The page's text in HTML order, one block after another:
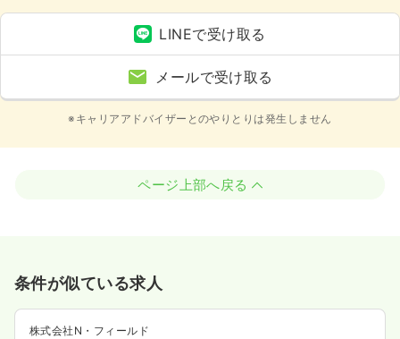
LINEで受け取る
メールで受け取る
※キャリアアドバイザーとのやりとりは発生しません
ページ上部へ戻る
条件が似ている求人
株式会社N・フィールド